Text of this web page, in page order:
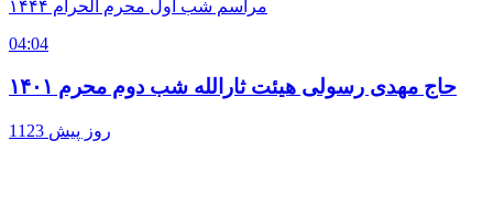
مراسم شب اول محرم الحرام ۱۴۴۴
04:04
حاج مهدی رسولی هیئت ثارالله شب دوم محرم ۱۴۰۱
1123 روز پیش